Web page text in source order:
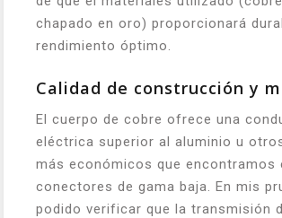
chapado en oro) proporcionará
rendimiento óptimo.
Calidad de construcción y
El cuerpo de cobre ofrece una
eléctrica superior al aluminio u
más económicos que encontramos
conectores de gama baja. En mis
podido verificar que la transmisión